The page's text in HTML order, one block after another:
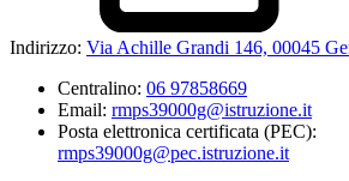
Indirizzo: Via Achille Grandi 146, 00045
Centralino: 06 97858669
Email: rmps39000g@istruzione.it
Posta elettronica certificata (PEC):
rmps39000g@pec.istruzione.it